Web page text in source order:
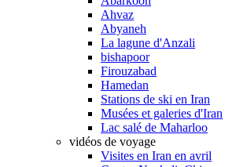
Ahvaz
Abyaneh
La lagune d'Anzali
bishapoor
Firouzabad
Hamedan
Stations de ski en Iran
Musées et galeries d'Iran
Lac salé de Maharloo
vidéos de voyage
Visites en Iran en avril